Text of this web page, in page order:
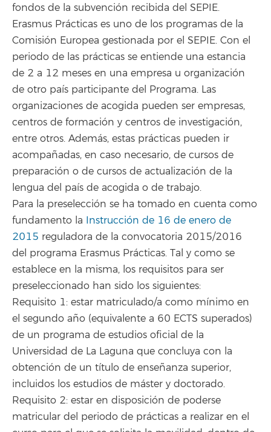
fondos de la subvención recibida del SEPIE.
Erasmus Prácticas es uno de los programas de la
Comisión Europea gestionada por el SEPIE. Con el
periodo de las prácticas se entiende una estancia
de 2 a 12 meses en una empresa u organización
de otro país participante del Programa. Las
organizaciones de acogida pueden ser empresas,
centros de formación y centros de investigación,
entre otros. Además, estas prácticas pueden ir
acompañadas, en caso necesario, de cursos de
preparación o de cursos de actualización de la
lengua del país de acogida o de trabajo.
Para la preselección se ha tomado en cuenta como
fundamento la Instrucción de 16 de enero de
2015 reguladora de la convocatoria 2015/2016
del programa Erasmus Prácticas. Tal y como se
establece en la misma, los requisitos para ser
preseleccionado han sido los siguientes:
Requisito 1: estar matriculado/a como mínimo en
el segundo año (equivalente a 60 ECTS superados)
de un programa de estudios oficial de la
Universidad de La Laguna que concluya con la
obtención de un título de enseñanza superior,
incluidos los estudios de máster y doctorado.
Requisito 2: estar en disposición de poderse
matricular del periodo de prácticas a realizar en el